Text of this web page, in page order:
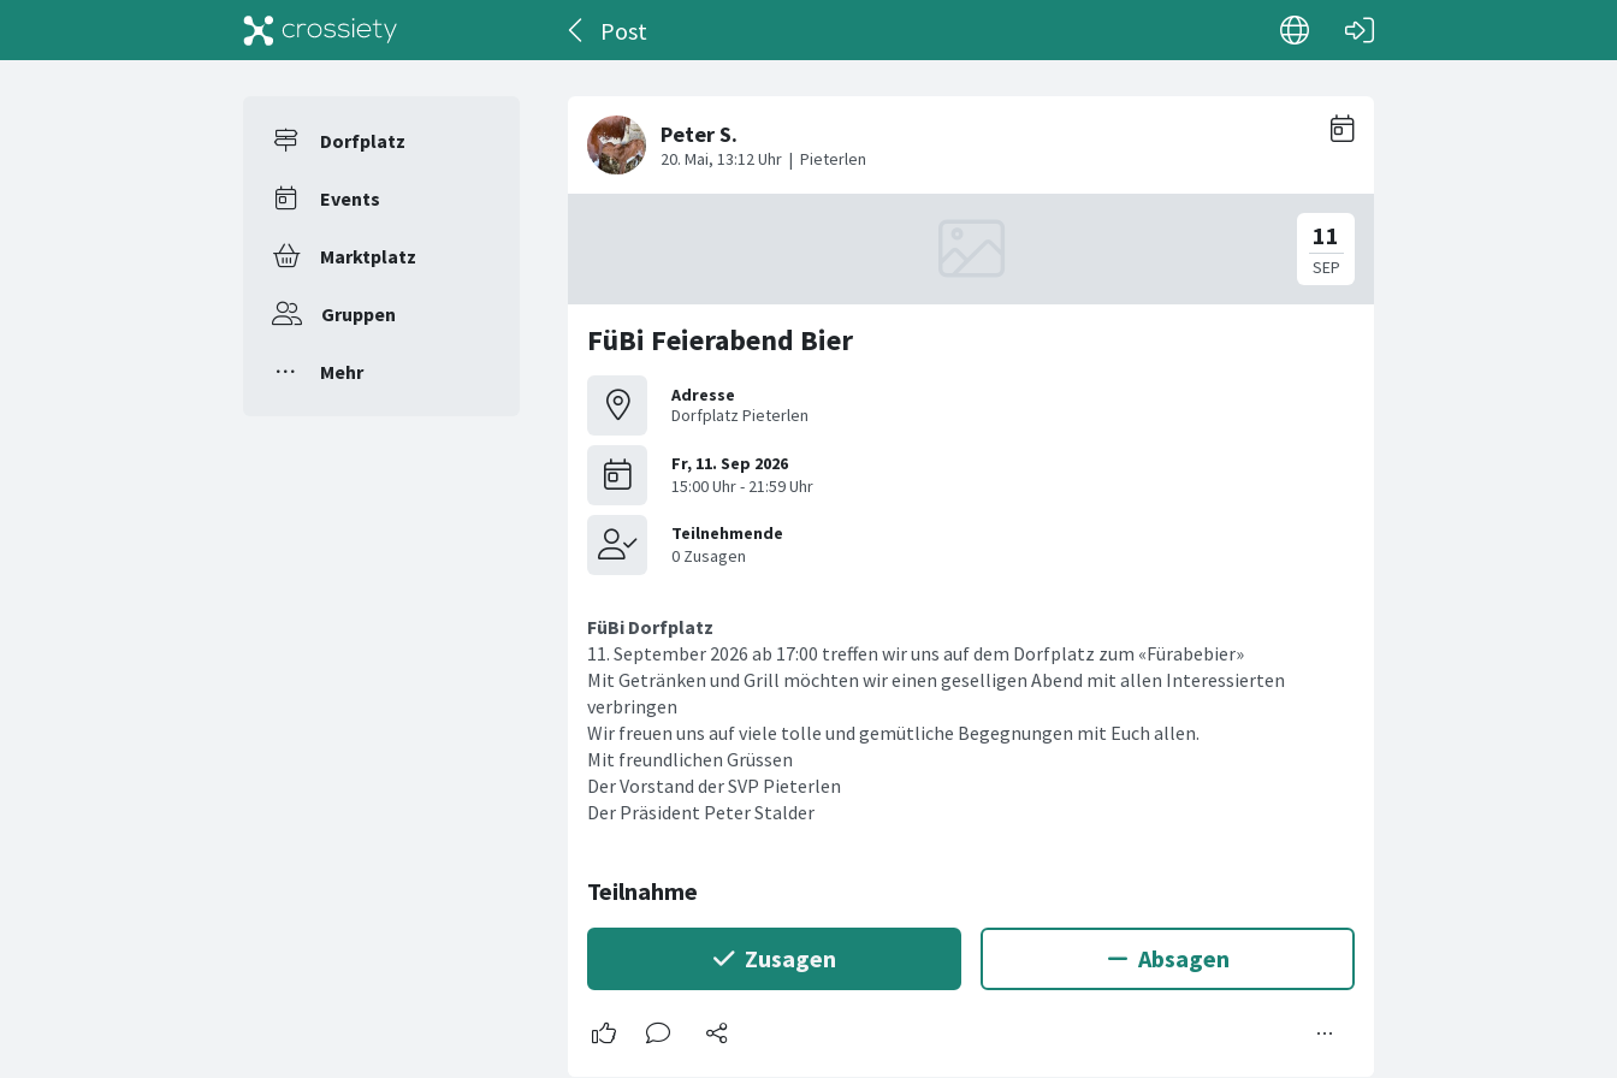
Post
Dorfplatz
Events
Marktplatz
Gruppen
Mehr
FüBi Feierabend Bier
Adresse
Dorfplatz Pieterlen
FüBi Dorfplatz
11. September 2026 ab 17:00 treffen wir uns auf dem Dorfplatz zum «Fürabebier»
Mit Getränken und Grill möchten wir einen geselligen Abend mit allen Interessierten
verbringen
Wir freuen uns auf viele tolle und gemütliche Begegnungen mit Euch allen.
Mit freundlichen Grüssen
Der Vorstand der SVP Pieterlen
Der Präsident Peter Stalder